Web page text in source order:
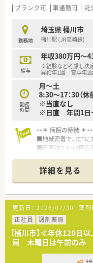
法人部門）認定」等
■充実した研修制度
があるのも特徴です
ブランク可 車通勤可 託
勤務地
埼玉県 桶川市
桶川駅 (JR高崎線)
給与
年収380万円～
※経験など考慮し決
昇給年1回 賞与年2
勤務
時間
月～土
8:30～17：30（休
※当直なし
※日直 年間1日
・・＊ 病院の特徴 ＊・・
■地域密着で、ICTに
■日直は年1～2回程
詳細を見る
更新日： 2026/07/30 薬剤
正社員
調剤薬局
【桶川市】≪年休120
局 木曜日は午前のみ